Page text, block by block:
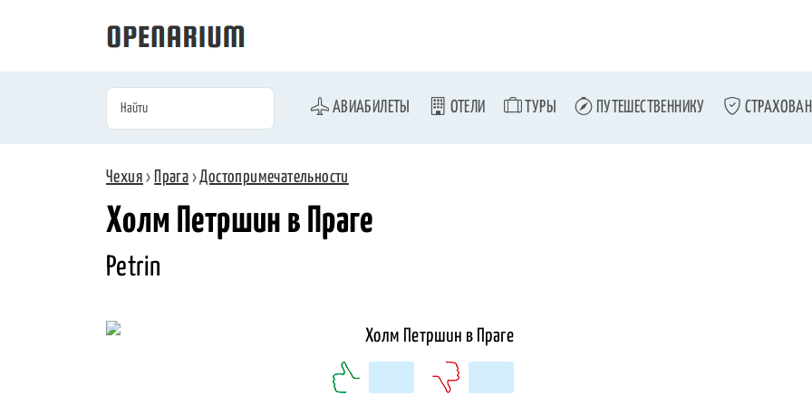
АВИАБИЛЕТЫ ОТЕЛИ ТУРЫ ПУТЕШЕСТВЕННИКУ
Чехия › Прага ›Достопримечательности
Холм Петршин в Праге
Petrin